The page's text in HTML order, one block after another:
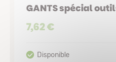
GANTS spécial
7,62 €